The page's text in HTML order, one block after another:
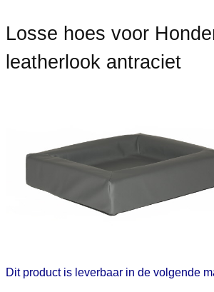
Losse hoes voor
leatherlook antraciet
Dit product is leverbaar in de volgende